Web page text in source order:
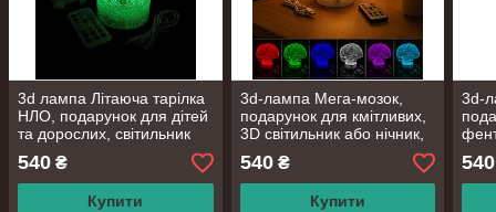
3d лампа Літаюча тарілка
НЛО, подарунок для дітей
та дорослих, світильник
або нічник, 7 кольорів, 4
режим і пульт
540 ₴
Купити
3d-лампа Мега-мозок,
подарунок для кмітливих,
3D світильник або нічник,
таймер, пульт та
батарейки
540₴
Купити
3d-
540